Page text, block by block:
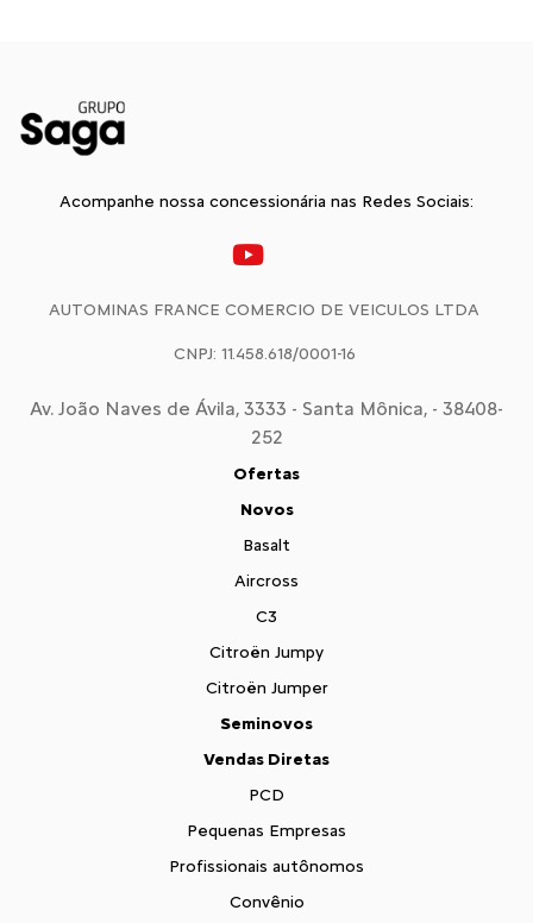
Acompanhe nossa concessionária nas Redes Sociais:
AUTOMINAS FRANCE COMERCIO DE VEICULOS LTDA
CNPJ: 11.458.618/0001-16
Av. João Naves de Ávila, 3333 - Santa Mônica, - 38408-
252
Ofertas
Novos
Basalt
Aircross
C3
Citroën Jumpy
Citroën Jumper
Seminovos
Vendas Diretas
PCD
Pequenas Empresas
Profissionais autônomos
Convênio